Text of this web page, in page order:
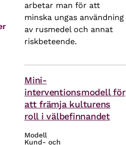
arbetar man för att
minska ungas användning
av rusmedel och annat
riskbeteende.
Mini-
interventionsmodell för
att främja kulturens
roll i välbefinnandet
Modell
Kund- och